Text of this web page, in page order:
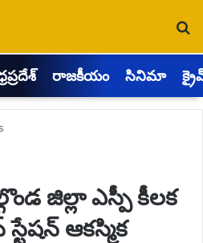
రాజకీయం సినిమా
జిల్లా ఎస్పీ కీలక
ఆకస్మిక